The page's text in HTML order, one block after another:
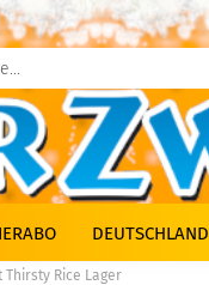
DEUTSCHLAND
Thirsty Rice Lager